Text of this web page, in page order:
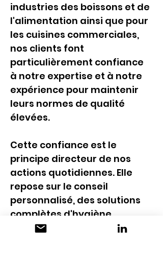
industries des boissons et de
l'alimentation ainsi que pour
les cuisines commerciales,
nos clients font
particulièrement confiance
à notre expertise et à notre
expérience pour maintenir
leurs normes de qualité
élevées.
Cette confiance est le
principe directeur de nos
actions quotidiennes. Elle
repose sur le conseil
personnalisé, des solutions
complètes d'hygiène
adaptées aux besoins